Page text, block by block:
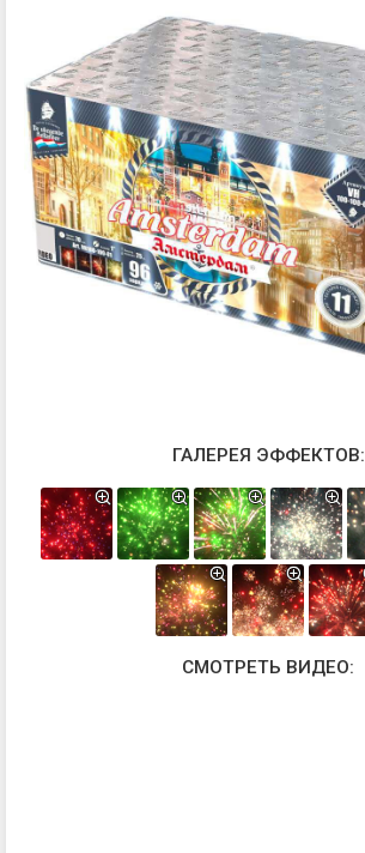
ГАЛЕРЕЯ ЭФФЕКТОВ:
СМОТРЕТЬ ВИДЕО: